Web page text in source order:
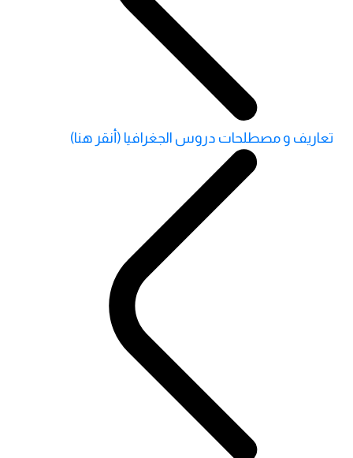
تعاريف و مصطلحات دروس الجغرافيا (أنقر هنا)